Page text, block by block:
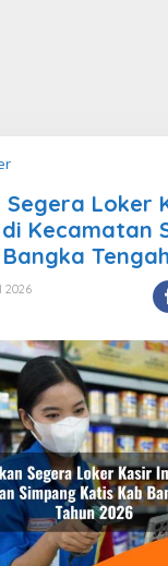
Dibutuhkan
Loker
Kasir
Indomaret
Kecamatan
Katis,
Kab.
Bangka
Tengah
Tahun
2026
Segera Loker
Kecamatan
2026